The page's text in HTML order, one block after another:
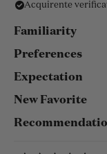
Acquirente
Familiarity
Preferences
Expectation
New Favorite